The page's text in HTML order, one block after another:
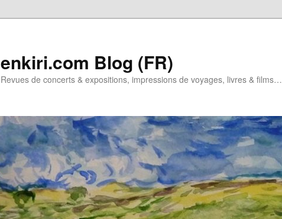
enkiri.com Blog (FR)
Revues de concerts & expositions, impressions de voyages, livres & films…